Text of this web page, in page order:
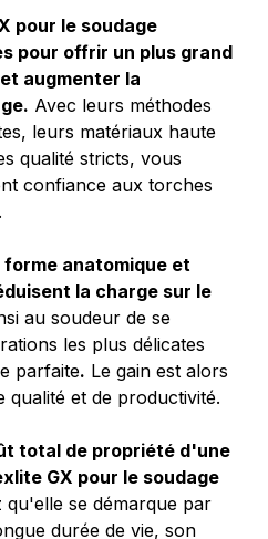
pour le soudage
pour offrir un plus grand
augmenter la
Avec leurs méthodes
leurs matériaux haute
qualité stricts, vous
confiance aux torches
anatomique et
la charge sur le
au soudeur de se
les plus délicates
parfaite. Le gain est alors
qualité et de productivité.
total de propriété d'une
GX pour le soudage
se démarque par
durée de vie, son